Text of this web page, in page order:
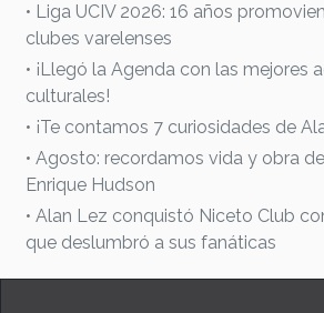
• Liga UCIV 2026: 16 años
clubes varelenses
• ¡Llegó la Agenda con las mejores
culturales!
• ¡Te contamos 7 curiosidades de
• Agosto: recordamos vida y obra
Enrique Hudson
• Alan Lez conquistó Niceto Club
que deslumbró a sus fanáticas